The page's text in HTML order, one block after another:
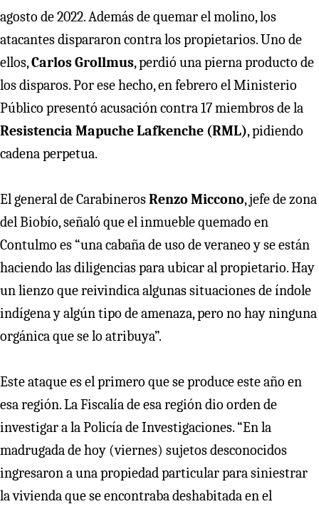
agosto de 2022. Además de quemar el molino, los
atacantes dispararon contra los propietarios. Uno de
ellos,Carlos Grollmus, perdió una pierna producto de
los disparos. Por ese hecho, en febrero el Ministerio
Público presentó acusación contra 17 miembros de la
Resistencia Mapuche Lafkenche (RML), pidiendo
cadena perpetua.
El general de CarabinerosRenzo Miccono, jefe de zona
del Biobío, señaló que el inmueble quemado en
Contulmo es “una cabaña de uso de veraneo y se están
haciendo las diligencias para ubicar al propietario. Hay
un lienzo que reivindica algunas situaciones de índole
indígena y algún tipo de amenaza, pero no hay ninguna
orgánica que se lo atribuya”.
Este ataque es el primero que se produce este año en
esa región. La Fiscalía de esa región dio orden de
investigar a la Policía de Investigaciones. “En la
madrugada de hoy (viernes) sujetos desconocidos
ingresaron a una propiedad particular para siniestrar
la vivienda que se encontraba deshabitada en el